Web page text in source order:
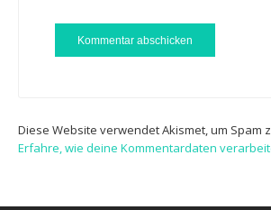
Diese Website verwendet Akismet, um Spam
Erfahre, wie deine Kommentardaten